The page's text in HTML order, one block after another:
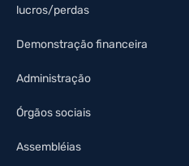
lucros/perdas
Demonstração financeira
Administração
Órgãos sociais
Assembléias